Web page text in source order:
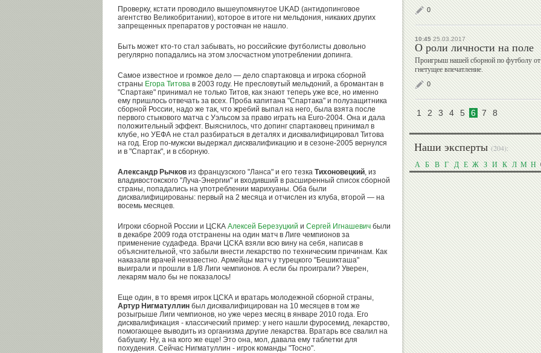
Проверку, кстати проводило вышеупомянутое UKAD (антидопинговое
агентство Великобритании), которое в итоге ни мельдония, никаких других
запрещенных препаратов у ростовчан не нашло.
Быть может кто-то стал забывать, но российские футболисты довольно
регулярно попадались на этом злосчастном употреблении допинга.
Самое известное и громкое дело — дело спартаковца и игрока сборной
страны Егора Титова в 2003 году. Не пресловутый мельдоний, а бромантан в
"Спартаке" принимал не только Титов, как знают теперь уже все, но именно
ему пришлось отвечать за всех. Проба капитана "Спартака" и полузащитника
сборной России, надо же так, что жребий выпал на него, была взята после
первого стыкового матча с Уэльсом за право играть на Euro-2004. Она и дала
положительный эффект. Выяснилось, что допинг спартаковец принимал в
клубе, но УЕФА не стал разбираться в деталях и дисквалифицировал Титова
на год. Егор по-мужски выдержал дисквалификацию и в сезоне-2005 вернулся
и в "Спартак", и в сборную.
Александр Рычков из французского "Ланса" и его тезка Тихоновецкий, из
владивостокского "Луча-Энергии" и входивший в расширенный список сборной
страны, попадались на употреблении марихуаны. Оба были
дисквалифицированы: первый на 2 месяца и отчислен из клуба, второй — на
восемь месяцев.
Игроки сборной России и ЦСКА Алексей Березуцкий и Сергей Игнашевич были
в декабре 2009 года отстранены на один матч в Лиге чемпионов за
применение судафеда. Врачи ЦСКА взяли всю вину на себя, написав в
объяснительной, что забыли внести лекарство по техническим причинам. Как
наказали врачей неизвестно. Армейцы матч у турецкого "Бешикташа"
выиграли и прошли в 1/8 Лиги чемпионов. А если бы проиграли? Уверен,
лекарям мало бы не показалось!
Еще один, в то время игрок ЦСКА и вратарь молодежной сборной страны,
Артур Нигматуллин был дисквалифицирован на 10 месяцев в том же
розыгрыше Лиги чемпионов, но уже через месяц в январе 2010 года. Его
дисквалификация - классический пример: у него нашли фуросемид, лекарство,
помогающее выводить из организма другие лекарства. Вратарь все свалил на
бабушку. Ну, а на кого же еще! Это она, мол, давала ему таблетки для
похудения. Сейчас Нигматуллин - игрок команды "Тосно".
Георгий
Брюсов
Владимир
Гескин
Сергей
Алексеев
Игорь
Горин
Анатолий
Царик
Александр
Душанин
Николай
Спинев
Хасанби
Таов
Вадим
Иванов
Бувайсар
Сайтиев
0
10:4525.03.2017
О роли личности на поле
Проигрыш нашей сборной по футболу от
гнетущее впечатление.
0
1 2 3 4 5 6 7 8
Наши эксперты(204):
А Б В Г Д Е Ж З И К Л М Н